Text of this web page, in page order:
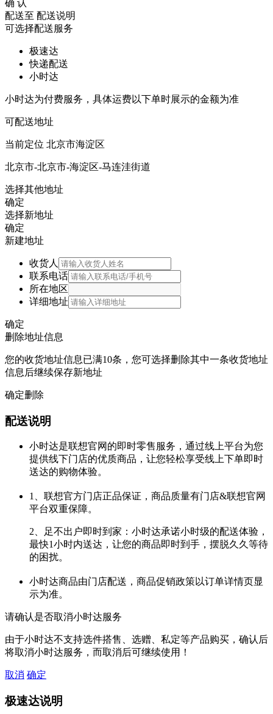
确 认
配送至 配送说明
可选择配送服务
极速达
快递配送
小时达
小时达为付费服务，具体运费以下单时展示的金额为准
可配送地址
当前定位 北京市海淀区
北京市-北京市-海淀区-马连洼街道
选择其他地址
确定
选择新地址
确定
新建地址
收货人
联系电话
所在地区
详细地址
确定
删除地址信息
您的收货地址信息已满10条，您可选择删除其中一条收货地址
信息后继续保存新地址
确定删除
配送说明
小时达是联想官网的即时零售服务，通过线上平台为您
提供线下门店的优质商品，让您轻松享受线上下单即时
送达的购物体验。
1、联想官方门店正品保证，商品质量有门店&联想官网
平台双重保障。
2、足不出户即时到家：小时达承诺小时级的配送体验，
最快1小时内送达，让您的商品即时到手，摆脱久久等待
的困扰。
小时达商品由门店配送，商品促销政策以订单详情页显
示为准。
请确认是否取消小时达服务
由于小时达不支持选件搭售、选赠、私定等产品购买，确认后
将取消小时达服务，而取消后可继续使用！
取消 确定
极速达说明